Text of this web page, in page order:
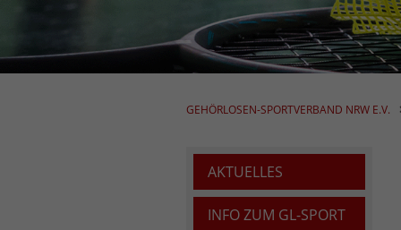
GEHÖRLOSEN-SPORTVERBAND NRW E.V.
AKTUELLES
INFO ZUM GL-SPORT